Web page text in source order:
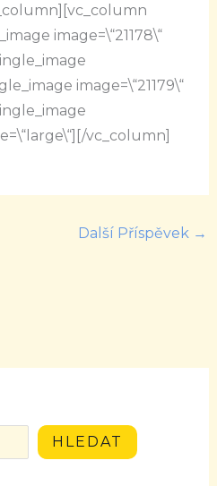
image=\“21178\“
image=\“21179\“
vc_column]
Další Příspěvek →
HLEDAT